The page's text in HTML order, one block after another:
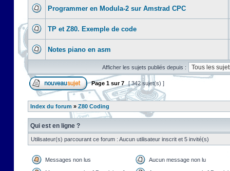
Programmer en Modula-2 sur Amstrad CPC
TP et Z80. Exemple de code
Notes piano en asm
Afficher les sujets publiés depuis :
Page 1 sur7 [ 342 sujet(s) ]
Index du forum » Z80 Coding
Qui est en ligne ?
Utilisateur(s) parcourant ce forum : Aucun utilisateur inscrit et 5 invité(s)
Messages non lus Aucun message non lu